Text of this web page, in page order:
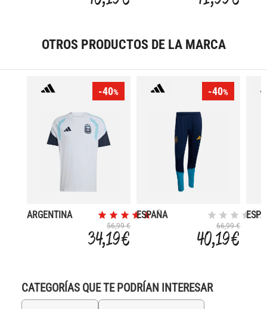
OTROS PRODUCTOS DE LA MARCA
-40%
ARGENTINA
ENTRENAMIENTO
56,99 €
34,19 €
-40%
ESPAÑA
ENTRENAMIENTO
66,99 €
40,19 €
CATEGORÍAS QUE TE PODRÍAN INTERESAR